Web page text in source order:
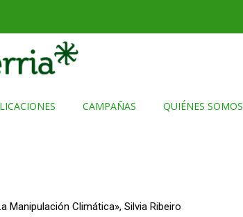
CAMPAÑAS QUIÉNES SOMOS
Manipulación Climática», Silvia Ribeiro